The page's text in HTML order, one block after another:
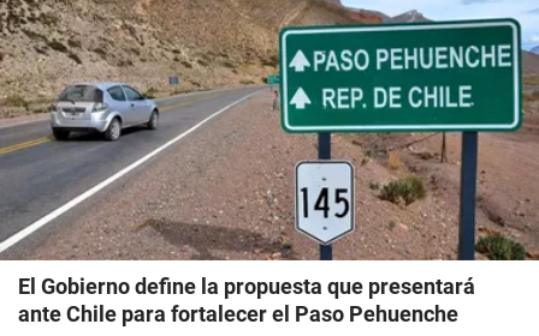
El Gobierno define la propuesta que presentará
ante Chile para fortalecer el Paso Pehuenche